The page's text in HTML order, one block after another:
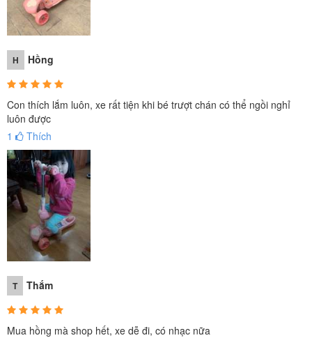
Phần yên ngồi được thiết kế cong lượn cho bé ngồi vững và
êm hơn, chống thấm, chống trơn trượt.
H Hồng
Con thích lắm luôn, xe rất tiện khi bé trượt chán có thể ngồi nghỉ
luôn được
1
Thích
T Thắm
Mua hồng mà shop hết, xe dễ đi, có nhạc nữa